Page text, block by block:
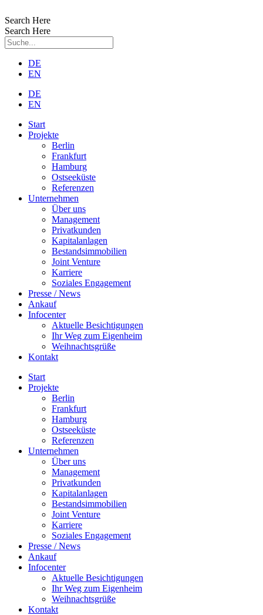
Inhalt
wechseln
Search Here
Search Here
DE
EN
DE
EN
Start
Projekte
Berlin
Frankfurt
Hamburg
Ostseeküste
Referenzen
Unternehmen
Über uns
Management
Privatkunden
Kapitalanlagen
Bestandsimmobilien
Joint Venture
Karriere
Soziales Engagement
Presse / News
Ankauf
Infocenter
Aktuelle Besichtigungen
Ihr Weg zum Eigenheim
Weihnachtsgrüße
Kontakt
Start
Projekte
Berlin
Frankfurt
Hamburg
Ostseeküste
Referenzen
Unternehmen
Über uns
Management
Privatkunden
Kapitalanlagen
Bestandsimmobilien
Joint Venture
Karriere
Soziales Engagement
Presse / News
Ankauf
Infocenter
Aktuelle Besichtigungen
Ihr Weg zum Eigenheim
Weihnachtsgrüße
Kontakt